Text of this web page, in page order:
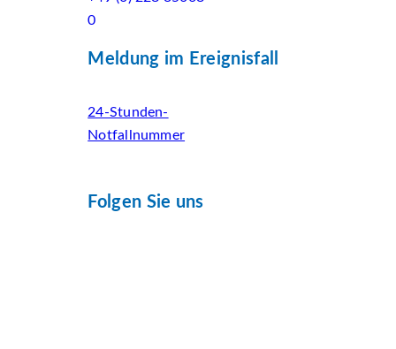
0
Meldung im Ereignisfall
24-Stunden-
Notfallnummer
Folgen Sie uns